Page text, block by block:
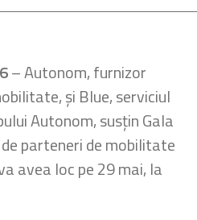
– Autonom, furnizor
și Blue, serviciul
Autonom, susțin Gala
parteneri de mobilitate
avea loc pe 29 mai, la